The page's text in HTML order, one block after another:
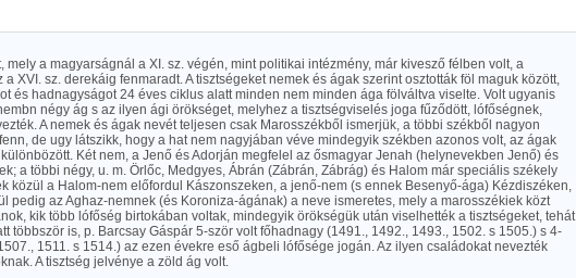
mely a magyarságnál a XI. sz. végén, mint politikai intézmény, már kivesző félben volt, a
XVI. sz. derekáig fenmaradt. A tisztségeket nemek és ágak szerint osztották föl maguk között,
és hadnagyságot 24 éves ciklus alatt minden nem minden ága fölváltva viselte. Volt ugyanis
négy ág s az ilyen ági örökséget, melyhez a tisztségviselés joga fűződött, lófőségnek,
A nemek és ágak nevét teljesen csak Marosszékből ismerjük, a többi székből nagyon
de ugy látszikk, hogy a hat nem nagyjában véve mindegyik székben azonos volt, az ágak
Két nem, a Jenő és Adorján megfelel az ősmagyar Jenah (helynevekben Jenő) és
a többi négy, u. m. Örlőc, Medgyes, Ábrán (Zábrán, Zábrág) és Halom már speciális székely
közül a Halom-nem előfordul Kászonszeken, a jenő-nem (s ennek Besenyő-ága) Kézdiszéken,
pedig az Aghaz-nemnek (és Koroniza-ágának) a neve ismeretes, mely a marosszékiek közt
kik több lófőség birtokában voltak, mindegyik örökségük után viselhették a tisztségeket, tehát
többször is, p. Barcsay Gáspár 5-ször volt főhadnagy (1491., 1492., 1493., 1502. s 1505.) s 4-
1511. s 1514.) az ezen évekre eső ágbeli lófősége jogán. Az ilyen családokat nevezték
A tisztség jelvénye a zöld ág volt.